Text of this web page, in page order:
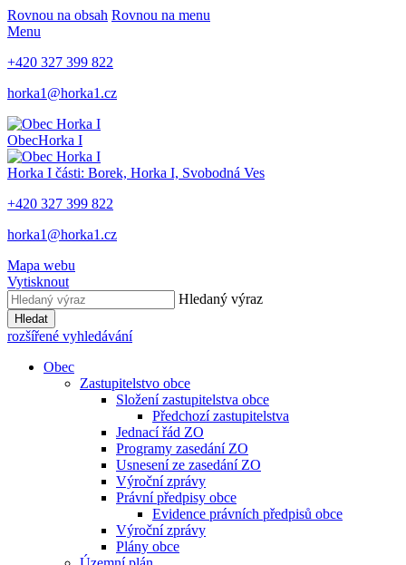
Rovnou na obsah Rovnou na menu
Menu
+420 327 399 822
horka1@horka1.cz
ObecHorka I
Horka I části: Borek, Horka I, Svobodná Ves
+420 327 399 822
horka1@horka1.cz
Mapa webu
Vytisknout
Hledaný výraz
Hledat
rozšířené vyhledávání
Obec
Zastupitelstvo obce
Složení zastupitelstva obce
Předchozí zastupitelstva
Jednací řád ZO
Programy zasedání ZO
Usnesení ze zasedání ZO
Výroční zprávy
Právní předpisy obce
Evidence právních předpisů obce
Výroční zprávy
Plány obce